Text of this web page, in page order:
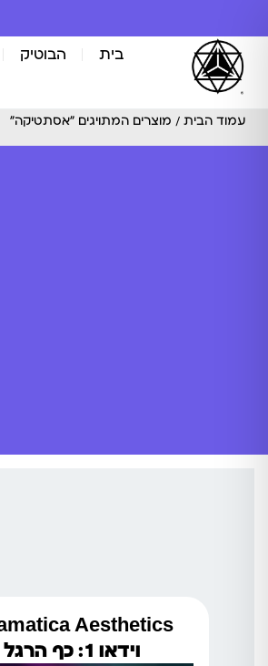
בית הבוטיק
עמוד הבית / מוצרים המתויגים “אסתטיקה”
וידאו 1: כף הרגל והקרסול